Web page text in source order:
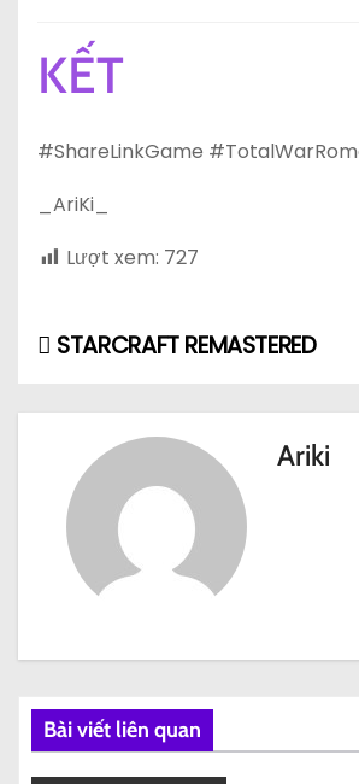
KẾT
#ShareLinkGame
_AriKi_
Lượt xem: 727
Đ
i
ớ
n
g
STARCRAFT REMASTERED
Ariki
Bài viết liên quan